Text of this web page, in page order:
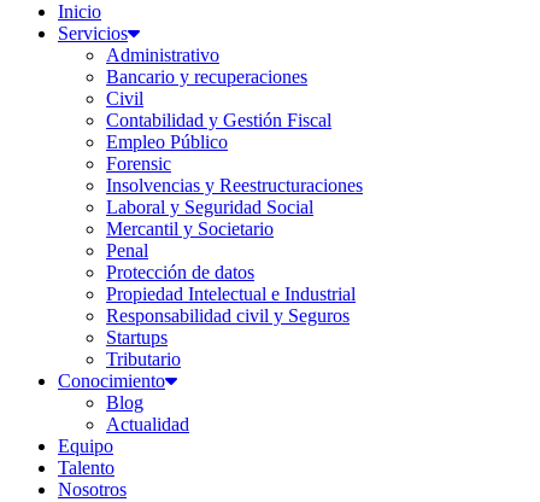
Inicio
Servicios
Administrativo
Bancario y recuperaciones
Civil
Contabilidad y Gestión Fiscal
Empleo Público
Forensic
Insolvencias y Reestructuraciones
Laboral y Seguridad Social
Mercantil y Societario
Penal
Protección de datos
Propiedad Intelectual e Industrial
Responsabilidad civil y Seguros
Startups
Tributario
Conocimiento
Blog
Actualidad
Equipo
Talento
Nosotros